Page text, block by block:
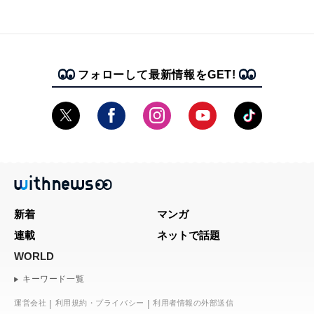
フォローして最新情報をGET!
新着
マンガ
連載
ネットで話題
WORLD
キーワード一覧
運営会社 利用規約・プライバシー 利用者情報の外部送信